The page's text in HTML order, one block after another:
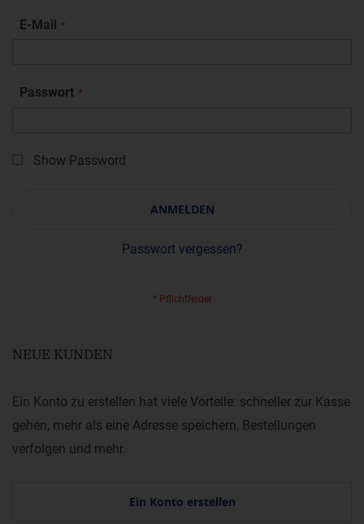
E-Mail
Passwort
Show Password
ANMELDEN
Passwort vergessen?
NEUE KUNDEN
Ein Konto zu erstellen hat viele Vorteile: schneller zur Kasse
gehen, mehr als eine Adresse speichern, Bestellungen
verfolgen und mehr.
Ein Konto erstellen